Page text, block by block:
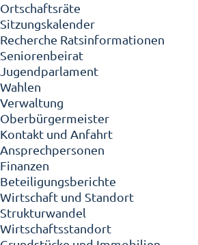
Ortschaftsräte
Sitzungskalender
Recherche Ratsinformationen
Seniorenbeirat
Jugendparlament
Wahlen
Verwaltung
Oberbürgermeister
Kontakt und Anfahrt
Ansprechpersonen
Finanzen
Beteiligungsberichte
Wirtschaft und Standort
Strukturwandel
Wirtschaftsstandort